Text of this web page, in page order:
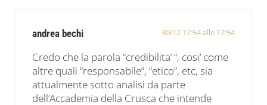
andrea bechi 30/12 17:54 alle 17:54
Credo che la parola “credibilita’ “, cosi’ come
altre quali “responsabile”, “etico”, etc, sia
attualmente sotto analisi da parte
dell’Accademia della Crusca che intende